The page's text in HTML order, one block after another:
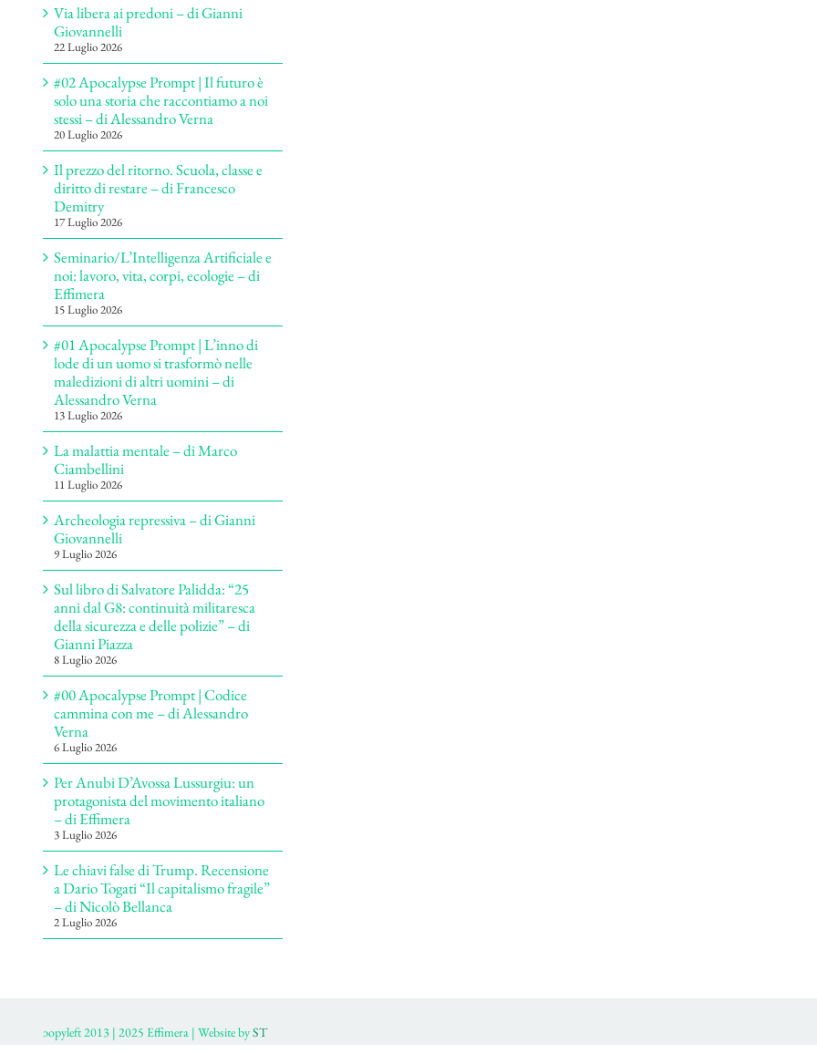
Via libera ai predoni – di Gianni
Giovannelli
22 Luglio 2026
#02 Apocalypse Prompt | Il futuro è
solo una storia che raccontiamo a noi
stessi – di Alessandro Verna
20 Luglio 2026
Il prezzo del ritorno. Scuola, classe e
diritto di restare – di Francesco
Demitry
17 Luglio 2026
Seminario/L’Intelligenza Artificiale e
noi: lavoro, vita, corpi, ecologie – di
Effimera
15 Luglio 2026
#01 Apocalypse Prompt | L’inno di
lode di un uomo si trasformò nelle
maledizioni di altri uomini – di
Alessandro Verna
13 Luglio 2026
La malattia mentale – di Marco
Ciambellini
11 Luglio 2026
Archeologia repressiva – di Gianni
Giovannelli
9 Luglio 2026
Sul libro di Salvatore Palidda: “25
anni dal G8: continuità militaresca
della sicurezza e delle polizie” – di
Gianni Piazza
8 Luglio 2026
#00 Apocalypse Prompt | Codice
cammina con me – di Alessandro
Verna
6 Luglio 2026
Per Anubi D’Avossa Lussurgiu: un
protagonista del movimento italiano
– di Effimera
3 Luglio 2026
Le chiavi false di Trump. Recensione
a Dario Togati “Il capitalismo fragile”
– di Nicolò Bellanca
2 Luglio 2026
ɔopyleft 2013 | 2025 Effimera | Website byST